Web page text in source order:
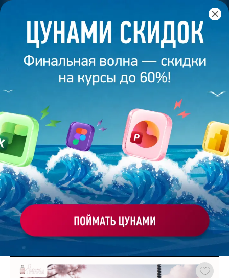
Главная /Банк слайдов / Презентация 636 – Работа
выполнена выпускником академии презентаций
Bonnie&Slide
ПРЕЗЕНТАЦИЯ 636 – РАБОТА
ВЫПОЛНЕНА ВЫПУСКНИКОМ
АКАДЕМИИ ПРЕЗЕНТАЦИЙ
BONNIE&SLIDE
Моё избранное
Работа
студента
ХОЧУ ЗАКАЗАТЬ ТАКУЮ ПРЕЗЕНТАЦИЮ